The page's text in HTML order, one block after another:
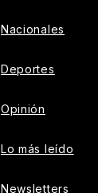
Nacionales
Deportes
Opinión
Lo más leído
Newsletters